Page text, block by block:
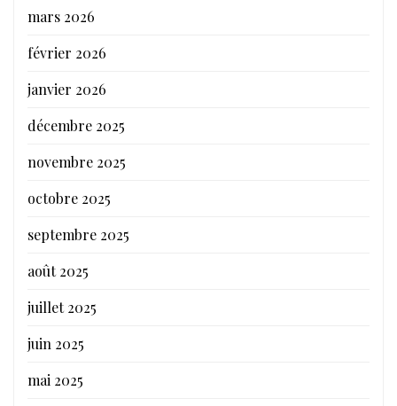
mars 2026
février 2026
janvier 2026
décembre 2025
novembre 2025
octobre 2025
septembre 2025
août 2025
juillet 2025
juin 2025
mai 2025